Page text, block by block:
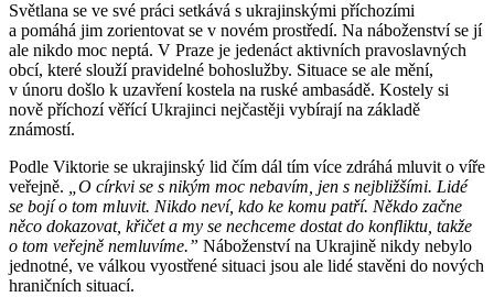
Světlana se ve své práci setkává s ukrajinskými příchozími
a pomáhá jim zorientovat se v novém prostředí. Na náboženství se jí
ale nikdo moc neptá. V Praze je jedenáct aktivních pravoslavných
obcí, které slouží pravidelné bohoslužby. Situace se ale mění,
v únoru došlo k uzavření kostela na ruské ambasádě. Kostely si
nově příchozí věřící Ukrajinci nejčastěji vybírají na základě
známostí.
Podle Viktorie se ukrajinský lid čím dál tím více zdráhá mluvit o víře
veřejně.
„O církvi se s nikým moc nebavím, jen s nejbližšími. Lidé
se bojí o tom mluvit. Nikdo neví, kdo ke komu patří. Někdo začne
něco dokazovat, křičet a my se nechceme dostat do konfliktu, takže
o tom veřejně nemluvíme.” Náboženství na Ukrajině nikdy nebylo
jednotné, ve válkou vyostřené situaci jsou ale lidé stavěni do nových
hraničních situací.